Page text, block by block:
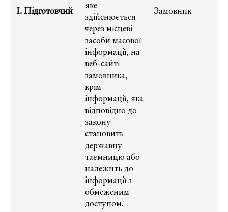
І. Підготовчий
яке
здійснюється
через місцеві
засоби масової
інформації, на
веб-сайті
замовника,
крім
інформації, яка
відповідно до
закону
становить
державну
таємницю або
належить до
інформації з
обмеженим
доступом.
Замовник